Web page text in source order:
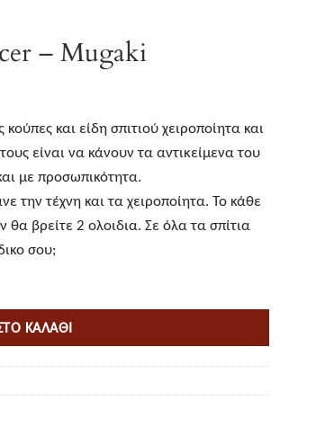
– Mugaki
και είδη σπιτιού χειροποίητα και
είναι να κάνουν τα αντικείμενα του
με προσωπικότητα.
την τέχνη και τα χειροποίητα. Το κάθε
βρείτε 2 ολοιδια. Σε όλα τα σπίτια
σου;
ΚΑΛΆΘΙ